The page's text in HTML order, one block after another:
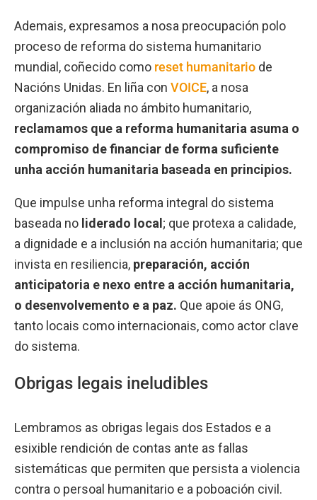
Ademais, expresamos a nosa preocupación polo
proceso de reforma do sistema humanitario
mundial, coñecido como reset humanitario de
Nacións Unidas. En liña con VOICE, a nosa
organización aliada no ámbito humanitario,
reclamamos que a reforma humanitaria asuma o
compromiso de financiar de forma suficiente
unha acción humanitaria baseada en principios.
Que impulse unha reforma integral do sistema
baseada no liderado local ; que protexa a calidade,
a dignidade e a inclusión na acción humanitaria; que
invista en resiliencia, preparación, acción
anticipatoria e nexo entre a acción humanitaria,
o desenvolvemento e a paz. Que apoie ás ONG,
tanto locais como internacionais, como actor clave
do sistema.
Obrigas legais ineludibles
Lembramos as obrigas legais dos Estados e a
esixible rendición de contas ante as fallas
sistemáticas que permiten que persista a violencia
contra o persoal humanitario e a poboación civil.